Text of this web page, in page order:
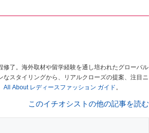
了。海外取材や留学経験を通し培われたグローバル
スタイリングから、リアルクローズの提案、注目ニ
All About レディースファッション ガイド。
このイチオシストの他の記事を読む